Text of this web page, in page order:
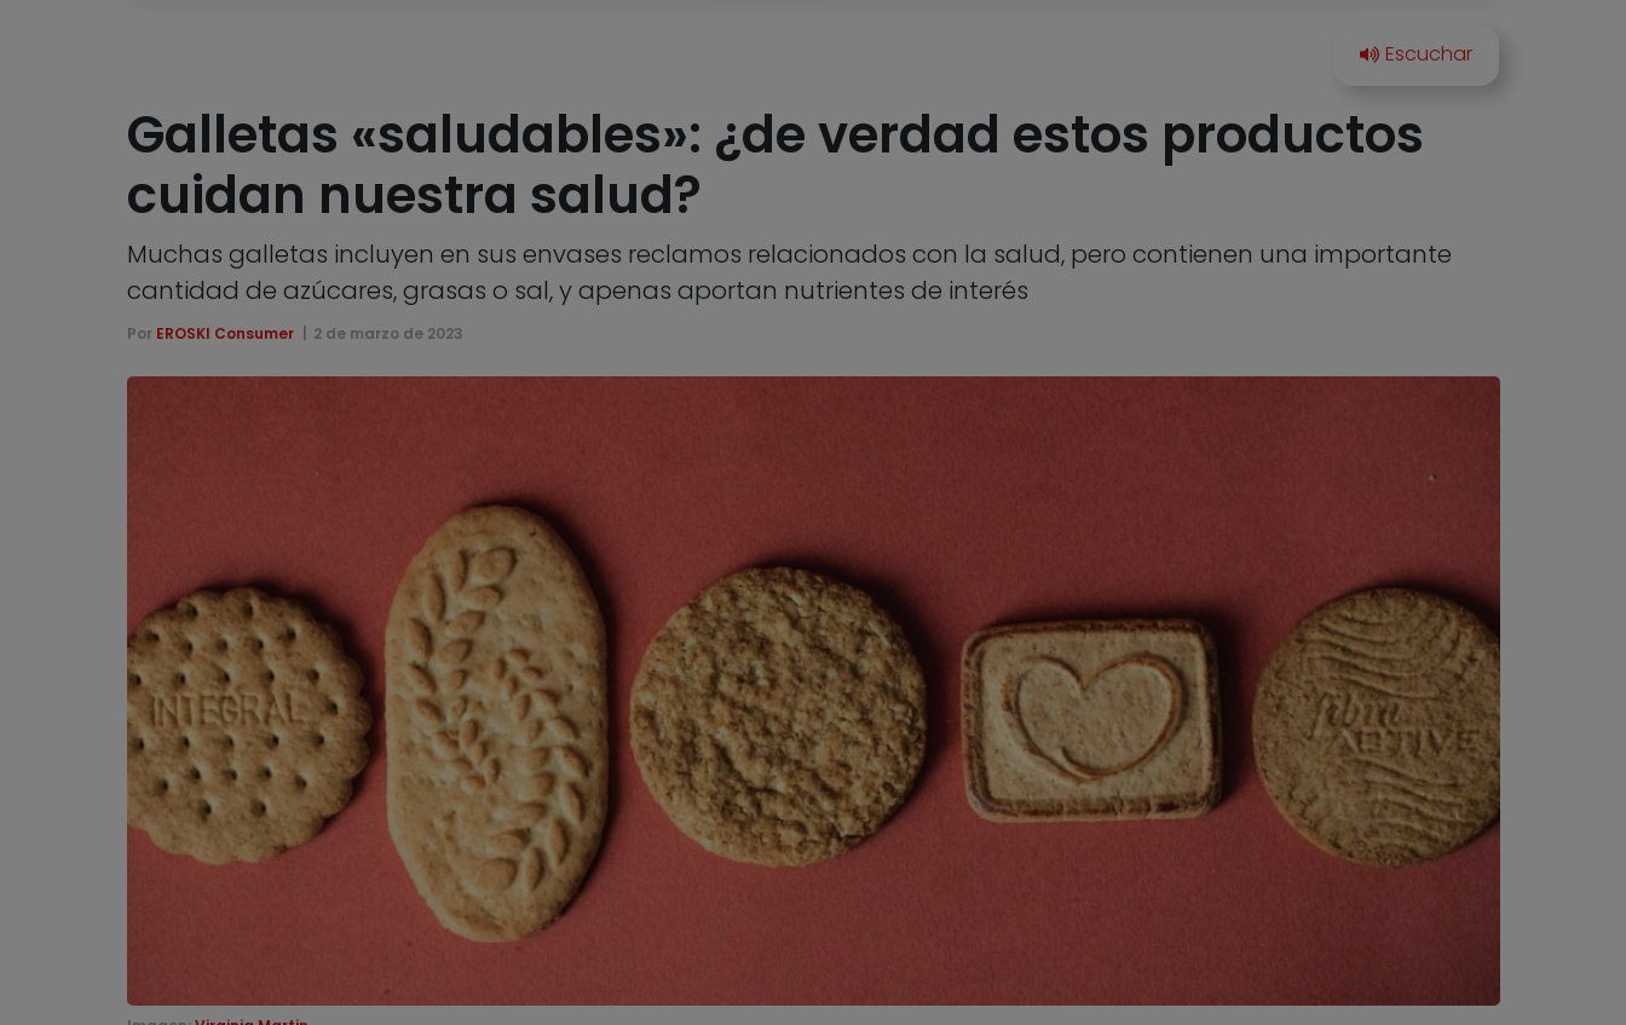
Galletas «saludables»: ¿de verdad estos productos
cuidan nuestra salud?
Muchas galletas incluyen en sus envases reclamos relacionados con la salud, pero contienen una importante
cantidad de azúcares, grasas o sal, y apenas aportan nutrientes de interés
Por EROSKI Consumer 2 de marzo de 2023